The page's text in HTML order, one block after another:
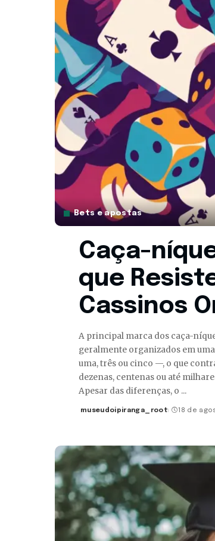
Bets e apostas
Caça-
que
Cassinos
A principal marca dos caça-
geralmente organizados em
uma, três ou cinco —, o que
dezenas, centenas ou até
Apesar das diferenças, o ...
museudoipiranga_root 18 de